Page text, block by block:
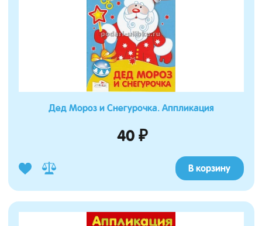
Дед Мороз и Снегурочка. Аппликация
40 ₽
В корзину